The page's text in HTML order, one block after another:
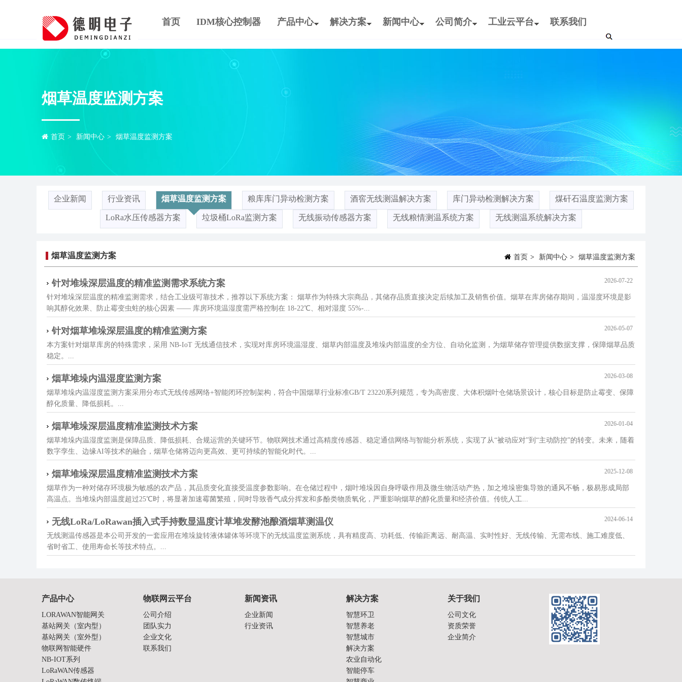
首页 IDM核心控制器 产品中心 解决方案 新闻中心 公司简介 工业云平台 联系我们
烟草温度监测方案
首页 > 新闻中心 > 烟草温度监测方案
企业新闻 行业资讯 烟草温度监测方案 粮库库门异动检测方案 酒窖无线测温解决方案 库门异动检测解决方案 煤矸石温度监测方案
LoRa水压传感器方案 垃圾桶LoRa监测方案 无线振动传感器方案 无线粮情测温系统方案 无线测温系统解决方案
首页 > 新闻中心 > 烟草温度监测方案
烟草温度监测方案
2026-07-22
针对堆垛深层温度的精准监测需求系统方案
针对堆垛深层温度的精准监测需求，结合工业级可靠技术，推荐以下系统方案： 烟草作为特殊大宗商品，其储存品质直接决定后续加工及销售价值。烟草在库房储存期间，温湿度环境是影
响其醇化效果、防止霉变虫蛀的核心因素 —— 库房环境温湿度需严格控制在 18-22℃、相对湿度 55%-...
2026-05-07
针对烟草堆垛深层温度的精准监测方案
本方案针对烟草库房的特殊需求，采用 NB-IoT 无线通信技术，实现对库房环境温湿度、烟草内部温度及堆垛内部温度的全方位、自动化监测，为烟草储存管理提供数据支撑，保障烟草品质
稳定。...
2026-03-08
烟草堆垛内温湿度监测方案
烟草堆垛内温湿度监测方案采用‌分布式无线传感网络+智能闭环控制‌架构，符合中国烟草行业标准GB/T 23220系列规范，专为高密度、大体积烟叶仓储场景设计，核心目标是防止霉变、保障
醇化质量、降低损耗。...
2026-01-04
烟草堆垛深层温度精准监测技术方案
烟草堆垛内温湿度监测是保障品质、降低损耗、合规运营的关键环节。物联网技术通过高精度传感器、稳定通信网络与智能分析系统，实现了从“被动应对”到“主动防控”的转变。未来，随着
数字孪生、边缘AI等技术的融合，烟草仓储将迈向更高效、更可持续的智能化时代。...
2025-12-08
烟草堆垛深层温度精准监测技术方案
烟草作为一种对储存环境极为敏感的农产品，其品质变化直接受温度参数影响。在仓储过程中，烟叶堆垛因自身呼吸作用及微生物活动产热，加之堆垛密集导致的通风不畅，极易形成局部
高温点。当堆垛内部温度超过25℃时，将显著加速霉菌繁殖，同时导致香气成分挥发和多酚类物质氧化，严重影响烟草的醇化质量和经济价值。传统人工...
2024-06-14
无线LoRa/LoRawan插入式手持数显温度计草堆发酵池酿酒烟草测温仪
无线测温传感器是本公司开发的一套应用在堆垛旋转液体罐体等环境下的无线温度监测系统，具有精度高、功耗低、传输距离远、耐高温、实时性好、无线传输、无需布线、施工难度低、
省时省工、使用寿命长等技术特点。...
产品中心
LORAWAN智能网关
基站网关（室内型）
基站网关（室外型）
物联网智能硬件
NB-IOT系列
LoRaWAN传感器
物联网云平台
公司介绍
团队实力
企业文化
联系我们
新闻资讯
企业新闻
行业资讯
解决方案
智慧环卫
智慧养老
智慧城市
解决方案
农业自动化
智能停车
关于我们
公司文化
资质荣誉
企业简介